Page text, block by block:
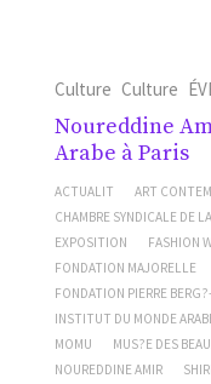
Culture Culture
Noureddine
Arabe à Paris
ACTUALIT
ART
CHAMBRE SYNDICALE DE
EXPOSITION
FASHION
FONDATION MAJORELLE
FONDATION PIERRE
INSTITUT DU MONDE
MOMU
MUS?E DES
NOUREDDINE AMIR